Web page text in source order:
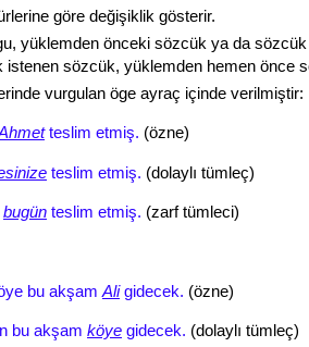
göre değişiklik gösterir.
yüklemden önceki sözcük ya da sözcük
istenen sözcük, yüklemden hemen önce
vurgulan öge ayraç içinde verilmiştir:
teslim etmiş. (özne)
teslim etmiş. (dolaylı tümleç)
bugün teslim etmiş. (zarf tümleci)
bu akşam Aligidecek. (özne)
bu akşam köye gidecek. (dolaylı tümleç)